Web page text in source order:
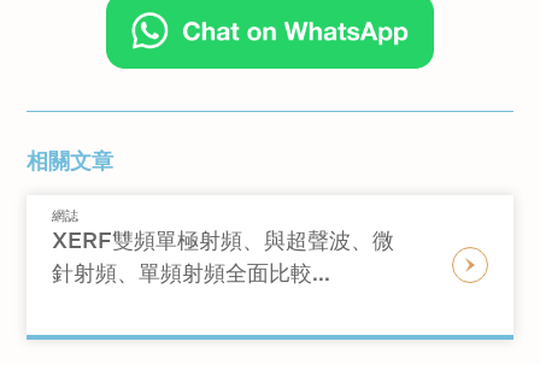
相關文章
網誌
XERF雙頻單極射頻、與超聲波、微
針射頻、單頻射頻全面比較...